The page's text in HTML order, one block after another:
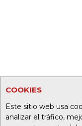
COOKIES
Este sitio web usa
analizar el tráfico,